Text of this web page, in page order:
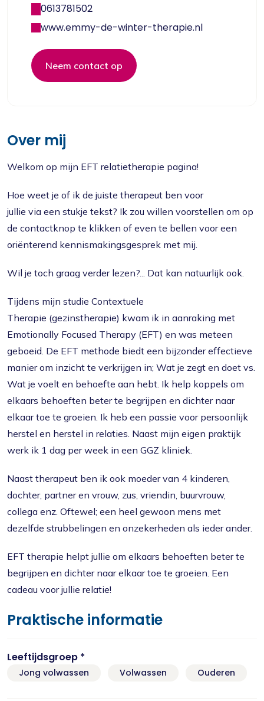
Over mij
Welkom op mijn EFT relatietherapie pagina!
Hoe weet je of ik de juiste therapeut ben voor
jullie via een stukje tekst? Ik zou willen voorstellen om op
de contactknop te klikken of even te bellen voor een
oriënterend kennismakingsgesprek met mij.
Wil je toch graag verder lezen?... Dat kan natuurlijk ook.
Tijdens mijn studie Contextuele
Therapie (gezinstherapie) kwam ik in aanraking met
Emotionally Focused Therapy (EFT) en was meteen
geboeid. De EFT methode biedt een bijzonder effectieve
manier om inzicht te verkrijgen in; Wat je zegt en doet vs.
Wat je voelt en behoefte aan hebt. Ik help koppels om
elkaars behoeften beter te begrijpen en dichter naar
elkaar toe te groeien. Ik heb een passie voor persoonlijk
herstel en herstel in relaties. Naast mijn eigen praktijk
werk ik 1 dag per week in een GGZ kliniek.
Naast therapeut ben ik ook moeder van 4 kinderen,
dochter, partner en vrouw, zus, vriendin, buurvrouw,
collega enz. Oftewel; een heel gewoon mens met
dezelfde strubbelingen en onzekerheden als ieder ander.
EFT therapie helpt jullie om elkaars behoeften beter te
begrijpen en dichter naar elkaar toe te groeien. Een
cadeau voor jullie relatie!
Praktische informatie
Leeftijdsgroep *
Jong volwassen Volwassen Ouderen
0613781502
www.emmy-de-winter-therapie.nl
Neem contact op